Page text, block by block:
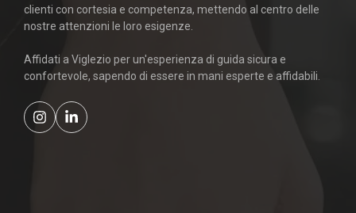
clienti con cortesia e competenza, mettendo al centro delle
nostre attenzioni le loro esigenze.
Affidati a Viglezio per un'esperienza di guida sicura e
confortevole, sapendo di essere in mani esperte e affidabili.